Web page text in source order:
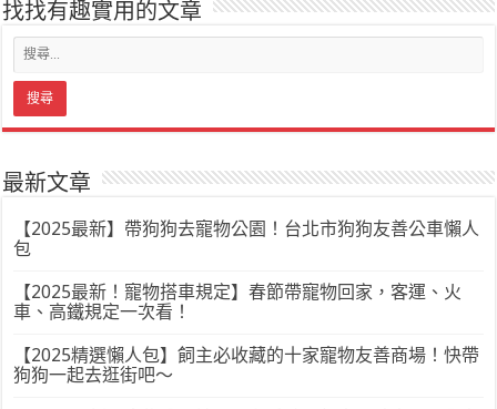
找找有趣實用的文章
最新文章
【2025最新】帶狗狗去寵物公園！台北市狗狗友善公車懶人
包
【2025最新！寵物搭車規定】春節帶寵物回家，客運、火
車、高鐵規定一次看！
【2025精選懶人包】飼主必收藏的十家寵物友善商場！快帶
狗狗一起去逛街吧～